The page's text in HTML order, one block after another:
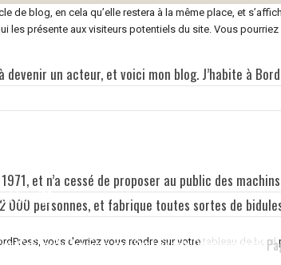
hotel[:]
Tourism and Sustainable Development[:]
de blog, en cela qu’elle restera à la même place, et
les présente aux visiteurs potentiels du site. Vous
un acteur, et voici mon blog. J’habite à
et n’a cessé de proposer au public des
000 personnes, et fabrique toutes sortes de
vous devriez vous rendre sur votre tableau de bord